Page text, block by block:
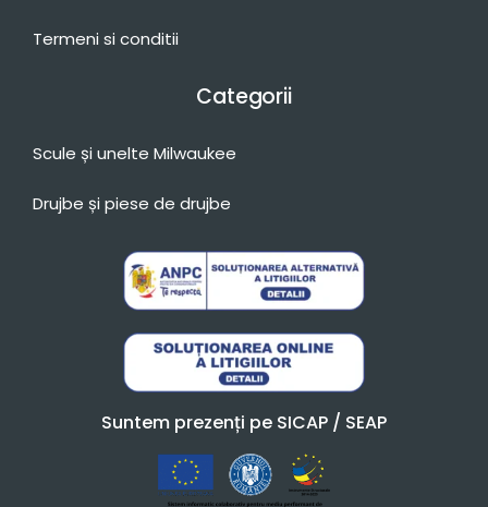
Termeni si conditii
Categorii
Scule și unelte Milwaukee
Drujbe și piese de drujbe
Suntem prezenți pe SICAP / SEAP